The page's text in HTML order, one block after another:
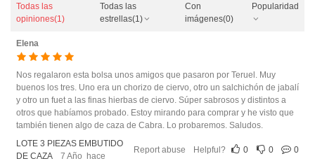
Todas las
opiniones(1)
Todas las
estrellas(1)
Con
imágenes(0)
Popularidad
Elena
Nos regalaron esta bolsa unos amigos que pasaron por Teruel. Muy
buenos los tres. Uno era un chorizo de ciervo, otro un salchichón de jabalí
y otro un fuet a las finas hierbas de ciervo. Súper sabrosos y distintos a
otros que habíamos probado. Estoy mirando para comprar y he visto que
también tienen algo de caza de Cabra. Lo probaremos. Saludos.
LOTE 3 PIEZAS EMBUTIDO
DE CAZA
7 Año hace
Report abuse Helpful? 0 0 0